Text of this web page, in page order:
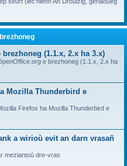
(1.1.x, 2.x ha 3.x)
e brezhoneg (1.1.x, 2.x ha
Mozilla Thunderbird e
Firefox ha Mozilla Thunderbird e
a wirioù evit an darn vrasañ
meziantoù dre-vras